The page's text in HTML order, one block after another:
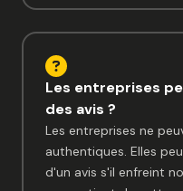
Les entreprises
des avis ?
Les entreprises ne
authentiques. Elles
d'un avis s'il enfreint